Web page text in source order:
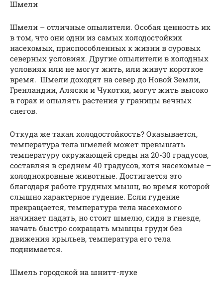
Шмели
Шмели – отличные опылители. Особая ценность их
в том, что они одни из самых холодостойких
насекомых, приспособленных к жизни в суровых
северных условиях. Другие опылители в холодных
условиях или не могут жить, или живут короткое
время. Шмели доходят на север до Новой Земли,
Гренландии, Аляски и Чукотки, могут жить высоко
в горах и опылять растения у границы вечных
снегов.
Откуда же такая холодостойкость? Оказывается,
температура тела шмелей может превышать
температуру окружающей среды на 20-30 градусов,
составляя в среднем 40 градусов, хотя насекомые –
холоднокровные животные. Достигается это
благодаря работе грудных мышц, во время которой
слышно характерное гудение. Если гудение
прекращается, температура тела насекомого
начинает падать, но стоит шмелю, сидя в гнезде,
начать быстро сокращать мышцы груди без
движения крыльев, температура его тела
поднимается.
Шмель городской на шнитт-луке